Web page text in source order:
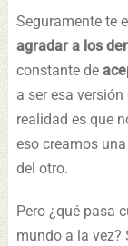
Seguramente te
agradar a los
constante de
a ser esa
realidad es que
eso creamos
del otro.
Pero ¿qué pasa
mundo a la vez?